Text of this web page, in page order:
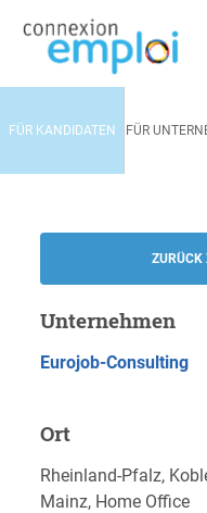
FÜR KANDIDATEN FÜR
ZURÜCK
Unternehmen
Eurojob-Consulting
Ort
Rheinland-Pfalz,
Mainz, Home Office